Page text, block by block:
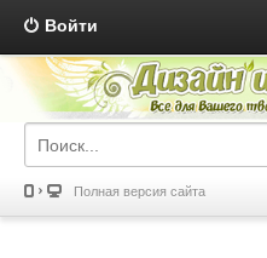
Войти
Полная версия сайта